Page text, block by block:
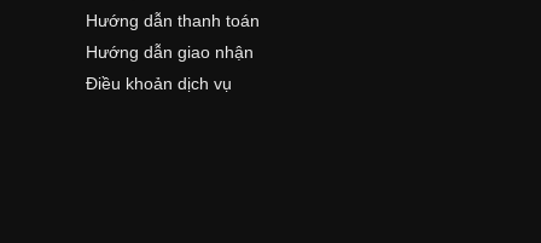
Hướng dẫn thanh toán
Hướng dẫn giao nhận
Điều khoản dịch vụ